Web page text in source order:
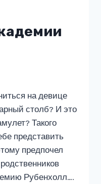
на девице
столб? И это
Такого
представить
предпочел
Рубенхолл….